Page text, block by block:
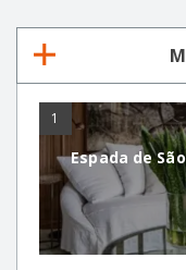
1
Espada de